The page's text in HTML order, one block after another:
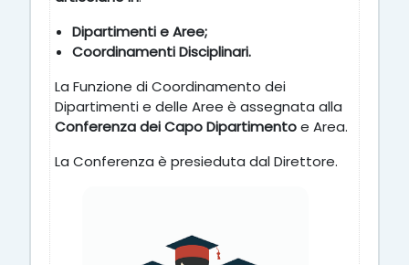
Dipartimenti e Aree;
Coordinamenti Disciplinari.
La Funzione di Coordinamento dei
Dipartimenti e delle Aree è assegnata alla
Conferenza dei Capo Dipartimentoe Area.
La Conferenza è presieduta dal Direttore.